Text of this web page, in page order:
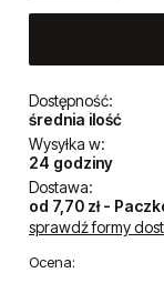
Dostępność:
średnia ilość
Wysyłka w:
24 godziny
Dostawa:
od 7,70 zł -
Cena nie
sprawdź formy
Ocena: